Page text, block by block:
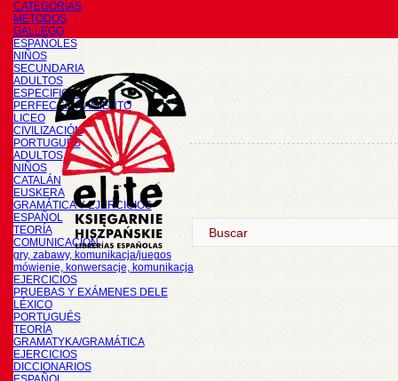
CATEGORÍAS
METODOS
GALLEGO
ESPAÑOLES
NIÑOS
SECUNDARIA
ADULTOS
ESPECIFICOS
PERFECCIONAMIENTO
LICEO
CIVILIZACIÓN
PORTUGUÉS
ADULTOS
NIÑOS
CATALÁN
EUSKERA
GRAMÁTICA Y EJERCICIOS
ESPAÑOL
TEORÍA
COMUNICACIÓN
gry, zabawy, komunikacja/juegos
mówienie, konwersacje, komunikacja
EJERCICIOS
PRUEBAS Y EXÁMENES DELE
LÉXICO
PORTUGUÉS
TEORÍA
GRAMATYKA/GRAMÁTICA
EJERCICIOS
DICCIONARIOS